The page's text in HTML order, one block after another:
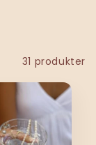
31 produkter